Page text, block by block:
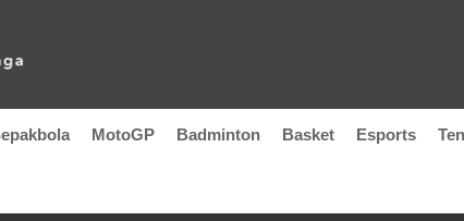
MotoGP Badminton Basket Esports